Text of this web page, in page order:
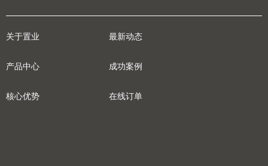
关于置业
产品中心
核心优势
最新动态
成功案例
在线订单